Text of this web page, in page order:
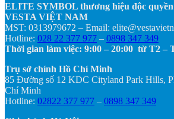
ELITE SYMBOL thương hiệu độc
VESTA VIỆT NAM
MST: 0313979672 – Email:
Hotline: 028 22 377 977 – 0898 347 349
Thời gian làm việc: 9:00 – 20:00 từ T2 –
Trụ sở chính Hồ Chí Minh
85 Đường số 12 KDC Cityland Park Hills,
Chí Minh
Hotline: 02822 377 977 – 0898 347 349